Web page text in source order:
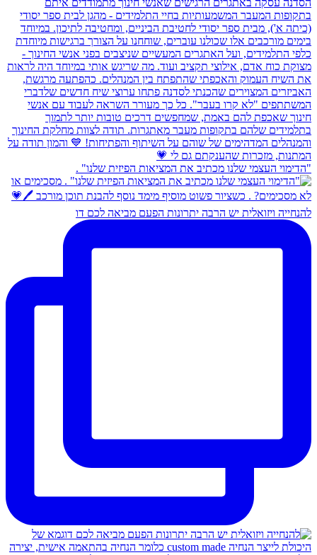
"הדימוי העצמי שלנו מכתיב את המציאות הפיזית שלנו" .
להנחייה ויזואלית יש הרבה יתרונות הפעם מביאה לכם דו